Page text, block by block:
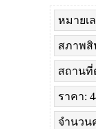
หมายเ
สภาพสิ
สถานที่
ราคา:
จำนวน